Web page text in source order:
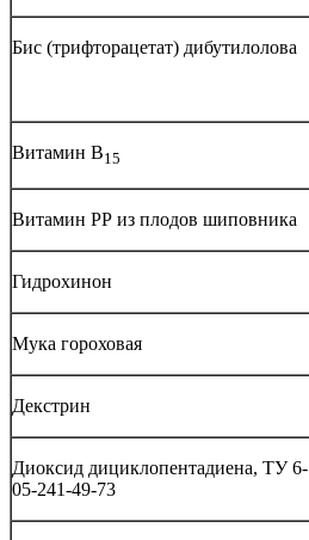
Бис (трифторацетат) дибутилолова
Витамин В15
Витамин РР из плодов шиповника
Гидрохинон
Мука гороховая
Декстрин
Диоксид дициклопентадиена, ТУ 6-
05-241-49-73